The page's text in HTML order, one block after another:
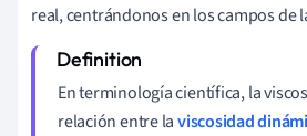
real, centrándonos en los campos de
En terminología científica, la
relación entre laviscosidad